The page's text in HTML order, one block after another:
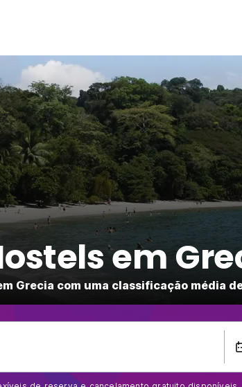
em
Grecia com uma classificação média